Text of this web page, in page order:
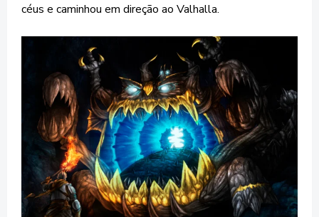
céus e caminhou em direção ao Valhalla.